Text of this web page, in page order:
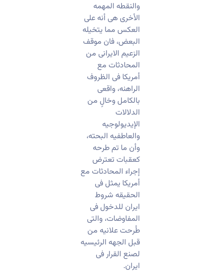
‏والنقطه المهمه
الأخرى هی أنه على
العکس مما یتخیله
البعض، فان موقف
الزعیم الایرانی من
المحادثات مع
أمریکا فی الظروف
الراهنه، واقعی
بالکامل وخالٍ من
الدلالات
الإیدیولوجیه
والعاطفیه البحته،
وأن ما تم طرحه
کعقبات تعترض
إجراء المحادثات مع
أمریکا یمثل فی
الحقیقه شروط
ایران للدخول فی
المفاوضات، والتی
طُرحت علانیه من
قبل الجهه الرئیسیه
لصنع القرار فی
ایران.